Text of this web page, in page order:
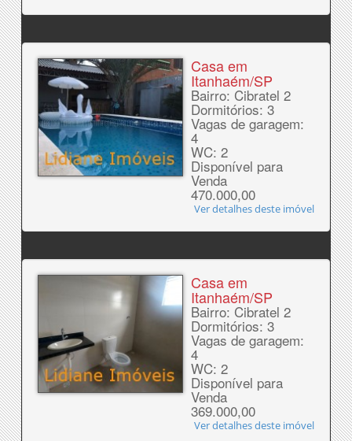
Casa em
Itanhaém/SP
Bairro: Cibratel 2
Dormitórios: 3
Vagas de garagem:
4
WC: 2
Disponível para
Venda
470.000,00
Ver detalhes deste imóvel
Casa em
Itanhaém/SP
Bairro: Cibratel 2
Dormitórios: 3
Vagas de garagem:
4
WC: 2
Disponível para
Venda
369.000,00
Ver detalhes deste imóvel